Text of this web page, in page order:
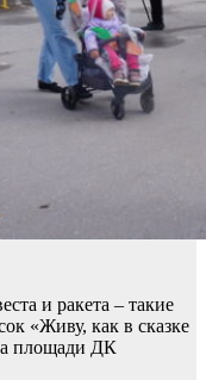
и ракета – такие
«Живу, как в сказке
площади ДК